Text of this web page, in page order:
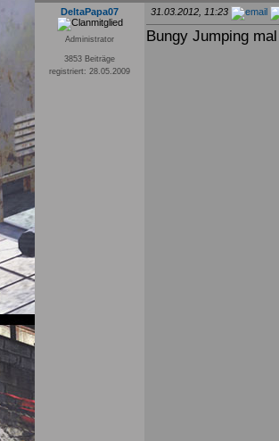
DeltaPapa07
Administrator
3853 Beiträge
registriert: 28.05.2009
31.03.2012, 11:23
Bungy Jumping